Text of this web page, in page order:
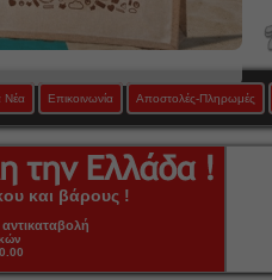
Νέα Επικοινωνία Αποστολές-Πληρωμές
και βάρους !